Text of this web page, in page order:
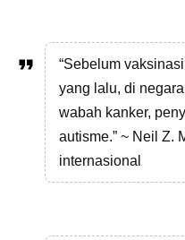
“Sebelum
yang lalu, di
wabah kanker,
autisme.” ~ Neil Z.
internasional